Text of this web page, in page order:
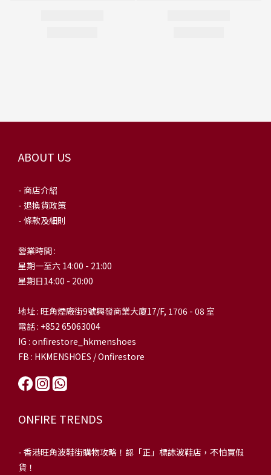
ABOUT US
- 商店介紹
- 退換貨政策
- 條款及細則
營業時間 :
星期一至六 14:00 - 21:00
星期日14:00 - 20:00
地址 : 旺角煙廠街9號興發商業大廈17/F, 1706 - 08 室
電話 : +852 65063004
IG : onfirestore_hkmenshoes
FB : HKMENSHOES / Onfirestore
ONFIRE TRENDS
- 香港旺角波鞋街購物攻略！認「正」標誌波鞋店，不怕買假
貨！